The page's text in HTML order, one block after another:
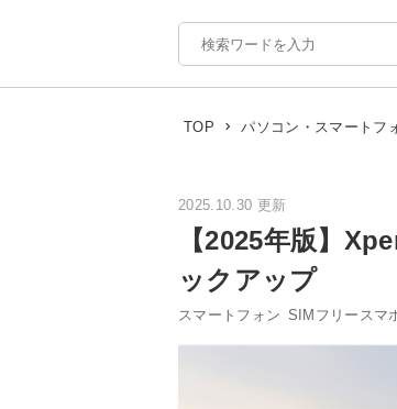
TOP パソコン・スマートフ
2025.10.30 更新
【2025年版】
ックアップ
スマートフォン SIMフリースマ